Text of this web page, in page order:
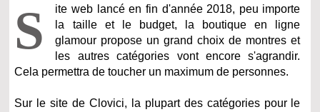
S
ite web lancé en fin d'année 2018, peu importe
la taille et le budget, la boutique en ligne
glamour propose un grand choix de montres et
les autres catégories vont encore s'agrandir.
Cela permettra de toucher un maximum de personnes.
Sur le site de Clovici, la plupart des catégories pour le